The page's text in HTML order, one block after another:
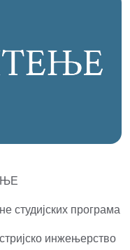
студијских програма
инжењерство